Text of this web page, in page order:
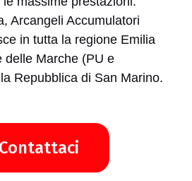
Arcangeli Accumulatori
in tutta la regione Emilia
delle Marche (PU e
Repubblica di San Marino.
Contattaci